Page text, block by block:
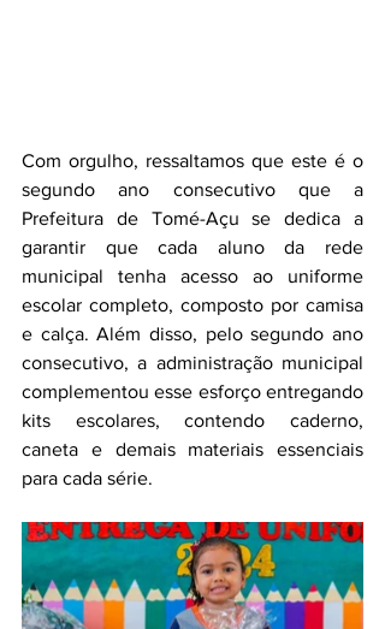
Com orgulho, ressaltamos que este é o
segundo ano consecutivo que a
Prefeitura de Tomé-Açu se dedica a
garantir que cada aluno da rede
municipal tenha acesso ao uniforme
escolar completo, composto por camisa
e calça. Além disso, pelo segundo ano
consecutivo, a administração municipal
complementou esse esforço entregando
kits escolares, contendo caderno,
caneta e demais materiais essenciais
para cada série.